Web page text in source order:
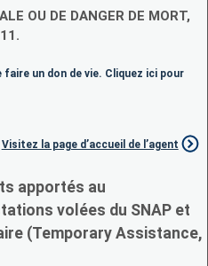
OU DE DANGER DE MORT,
un don de vie. Cliquez ici pour
Visitez la page d’accueil de l’agent
apportés au
volées du SNAP et
(Temporary Assistance,